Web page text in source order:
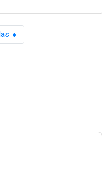
página